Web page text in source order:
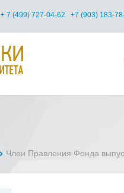
+ 7 (499) 727-04-62 +7 (903) 183-
Член Правления Фонда